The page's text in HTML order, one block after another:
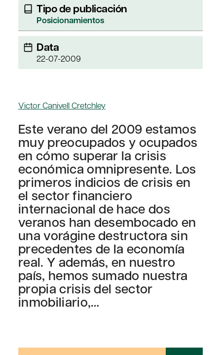
Tipo de publicación
Posicionamientos
Data
22-07-2009
Victor Canivell Cretchley
Este verano del 2009 estamos
muy preocupados y ocupados
en cómo superar la crisis
económica omnipresente. Los
primeros indicios de crisis en
el sector financiero
internacional de hace dos
veranos han desembocado en
una vorágine destructora sin
precedentes de la economía
real. Y además, en nuestro
país, hemos sumado nuestra
propia crisis del sector
inmobiliario,…